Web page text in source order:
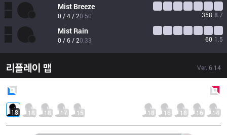
Mist Breeze
0 / 4 / 20.50 358 8.7
Mist Rain
0 / 6 / 20.33 60 1.5
리플레이 맵 Ver. 6.14
18 18 18 17 15 18 16 18 16 14